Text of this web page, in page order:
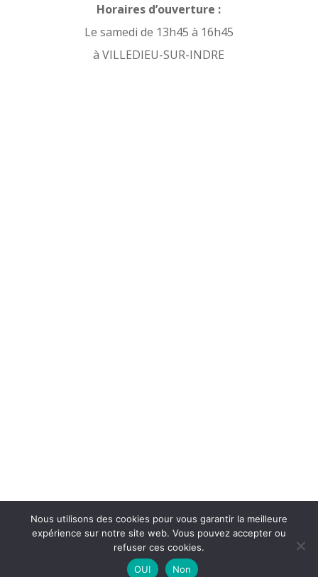
Horaires d’ouverture :
Le samedi de 13h45 à 16h45
à VILLEDIEU-SUR-INDRE
Réalisation444 Communication - ©2026• Crédits
photos : CECVI - RTH - Gipteau Vision •
légales
Nous utilisons des cookies pour vous garantir la meilleure
expérience sur notre site web. Vous pouvez accepter ou
refuser ces cookies.
OUI
Non